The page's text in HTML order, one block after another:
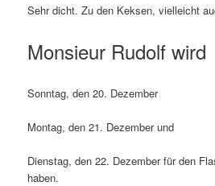
Sehr dicht. Zu den Keksen, vielleicht
Monsieur Rudolf wird
Sonntag, den 20. Dezember
Montag, den 21. Dezember und
Dienstag, den 22. Dezember für den
haben.